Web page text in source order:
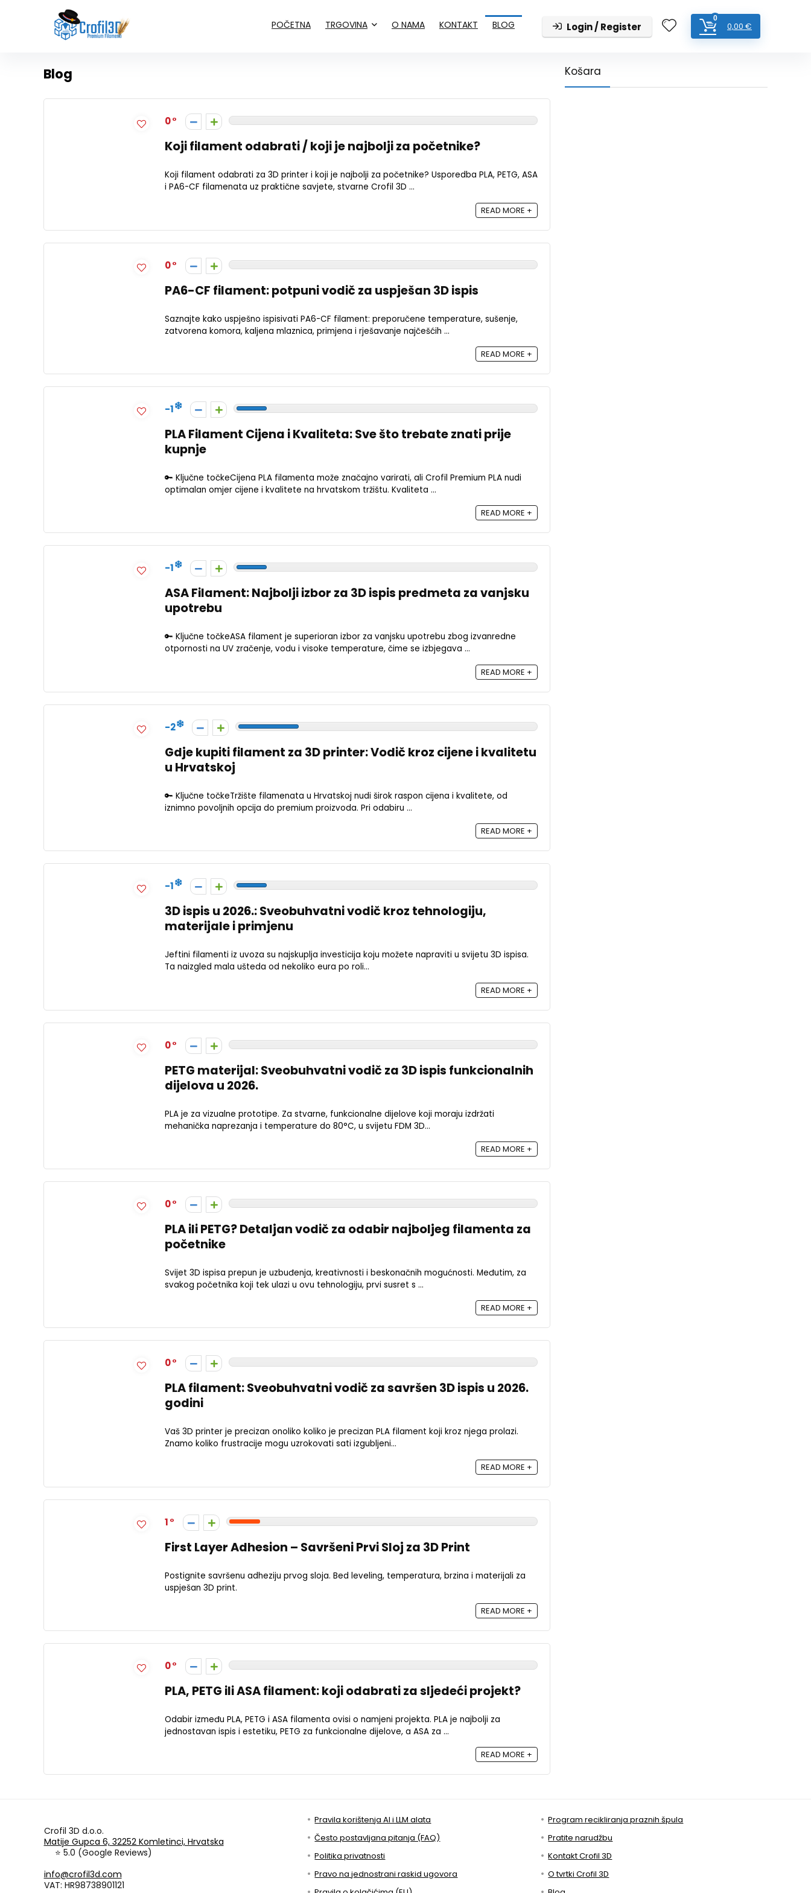
POČETNA TRGOVINA O NAMA KONTAKT BLOG Login / Register
0
0,00 €
Blog
0
Koji filament odabrati / koji je najbolji za početnike?
Koji filament odabrati za 3D printer i koji je najbolji za početnike? Usporedba PLA, PETG, ASA
i PA6-CF filamenata uz praktične savjete, stvarne Crofil 3D ...
READ MORE +
0
PA6-CF filament: potpuni vodič za uspješan 3D ispis
Saznajte kako uspješno ispisivati PA6-CF filament: preporučene temperature, sušenje,
zatvorena komora, kaljena mlaznica, primjena i rješavanje najčešćih ...
READ MORE +
-1
PLA Filament Cijena i Kvaliteta: Sve što trebate znati prije
kupnje
🔑 Ključne točkeCijena PLA filamenta može značajno varirati, ali Crofil Premium PLA nudi
optimalan omjer cijene i kvalitete na hrvatskom tržištu. Kvaliteta ...
READ MORE +
-1
ASA Filament: Najbolji izbor za 3D ispis predmeta za vanjsku
upotrebu
🔑 Ključne točkeASA filament je superioran izbor za vanjsku upotrebu zbog izvanredne
otpornosti na UV zračenje, vodu i visoke temperature, čime se izbjegava ...
READ MORE +
-2
Gdje kupiti filament za 3D printer: Vodič kroz cijene i kvalitetu
u Hrvatskoj
🔑 Ključne točkeTržište filamenata u Hrvatskoj nudi širok raspon cijena i kvalitete, od
iznimno povoljnih opcija do premium proizvoda. Pri odabiru ...
READ MORE +
-1
3D ispis u 2026.: Sveobuhvatni vodič kroz tehnologiju,
materijale i primjenu
Jeftini filamenti iz uvoza su najskuplja investicija koju možete napraviti u svijetu 3D ispisa.
Ta naizgled mala ušteda od nekoliko eura po roli...
READ MORE +
0
PETG materijal: Sveobuhvatni vodič za 3D ispis funkcionalnih
dijelova u 2026.
PLA je za vizualne prototipe. Za stvarne, funkcionalne dijelove koji moraju izdržati
mehanička naprezanja i temperature do 80°C, u svijetu FDM 3D...
READ MORE +
0
PLA ili PETG? Detaljan vodič za odabir najboljeg filamenta za
početnike
Svijet 3D ispisa prepun je uzbuđenja, kreativnosti i beskonačnih mogućnosti. Međutim, za
svakog početnika koji tek ulazi u ovu tehnologiju, prvi susret s ...
READ MORE +
0
PLA filament: Sveobuhvatni vodič za savršen 3D ispis u 2026.
godini
Vaš 3D printer je precizan onoliko koliko je precizan PLA filament koji kroz njega prolazi.
Znamo koliko frustracije mogu uzrokovati sati izgubljeni...
READ MORE +
1
First Layer Adhesion – Savršeni Prvi Sloj za 3D Print
Postignite savršenu adheziju prvog sloja. Bed leveling, temperatura, brzina i materijali za
uspješan 3D print.
READ MORE +
0
PLA, PETG ili ASA filament: koji odabrati za sljedeći projekt?
Odabir između PLA, PETG i ASA filamenta ovisi o namjeni projekta. PLA je najbolji za
jednostavan ispis i estetiku, PETG za funkcionalne dijelove, a ASA za ...
READ MORE +
Košara
Crofil 3D d.o.o.
Matije Gupca 6, 32252 Komletinci, Hrvatska
⭐ 5.0 (Google Reviews)
info@crofil3d.com
VAT: HR98738901121
Pravila korištenja AI i LLM alata
Često postavljana pitanja (FAQ)
Politika privatnosti
Pravo na jednostrani raskid ugovora
Program recikliranja praznih špula
Pratite narudžbu
Kontakt Crofil 3D
O tvrtki Crofil 3D